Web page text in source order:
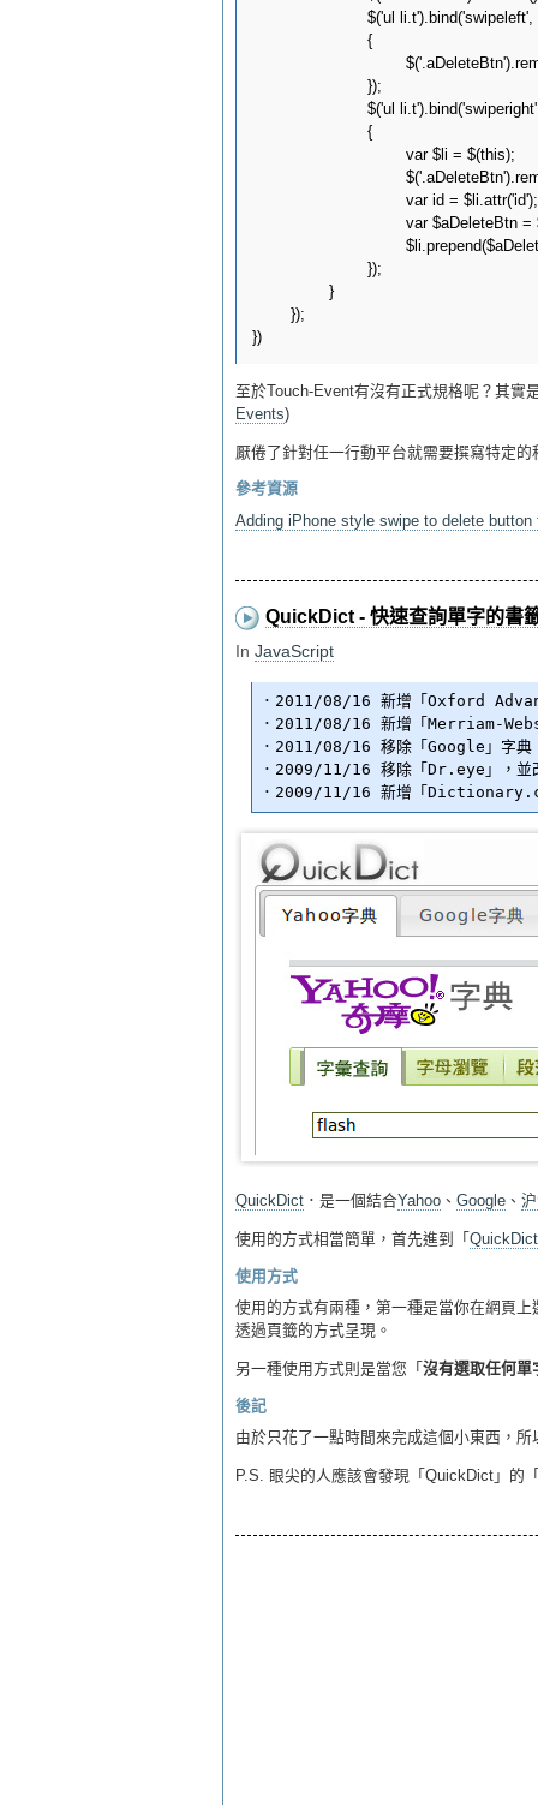
$('ul
                        {
                        });
$('ul
                        {
                                var $li = $(this);
                                var id = $li.attr('id');
var
                        });
                }
        });
})
至於Touch-Event有沒有正式規格呢？其實
Events)
厭倦了針對任一行動平台就需要撰寫特定
參考資源
Adding iPhone style swipe to delete
QuickDict - 快速查詢單字的書
In JavaScript
．2011/08/16 新增「Oxford
．2011/08/16 新增「Merriam-
．2011/08/16 移除「Google」字典
．2009/11/16 移除「Dr.eye」，並
QuickDict ．是一個結合Yahoo 、 Google 、
使用的方式相當簡單，首先進到「 QuickDict
使用方式
使用的方式有兩種，第一種是當你在網頁
透過頁籤的方式呈現。
另一種使用方式則是當您「 沒有選取任何單
後記
由於只花了一點時間來完成這個小東西，
P.S. 眼尖的人應該會發現「QuickDict」的